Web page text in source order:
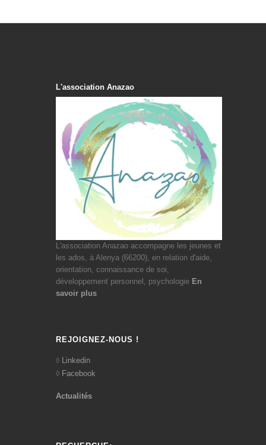
L'association Anazao
L'association Anazao accompagne les jeunes et
les ados, à Alenya (66200), en relation d'aide,
orientation, connaissance de soi,
développement personnel, psychologie En
savoir plus
REJOIGNEZ-NOUS !
Linkedin
Facebook
Actualités